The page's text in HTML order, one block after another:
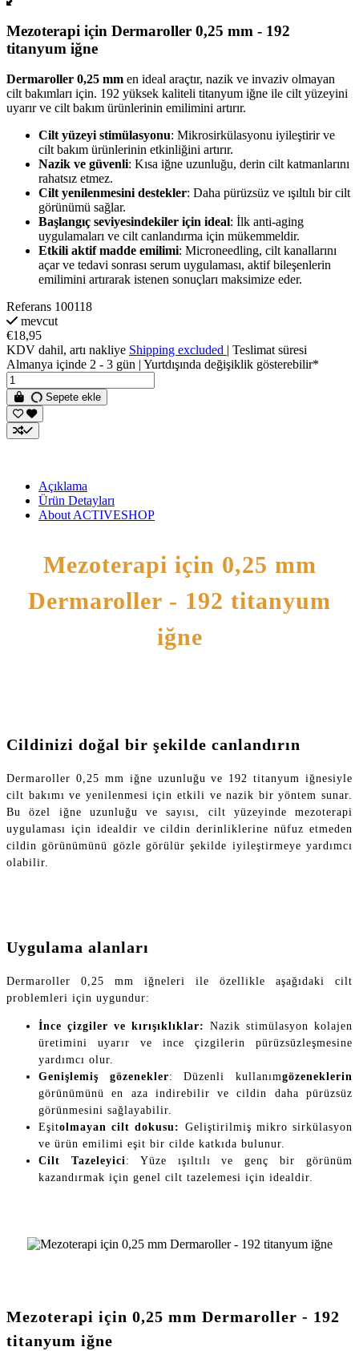
Mezoterapi için Dermaroller 0,25 mm - 192
titanyum iğne
Dermaroller 0,25 mm en ideal araçtır, nazik ve invaziv olmayan
cilt bakımları için. 192 yüksek kaliteli titanyum iğne ile cilt yüzeyini
uyarır ve cilt bakım ürünlerinin emilimini artırır.
Cilt yüzeyi stimülasyonu: Mikrosirkülasyonu iyileştirir ve
cilt bakım ürünlerinin etkinliğini artırır.
Nazik ve güvenli: Kısa iğne uzunluğu, derin cilt katmanlarını
rahatsız etmez.
Cilt yenilenmesini destekler: Daha pürüzsüz ve ışıltılı bir cilt
görünümü sağlar.
Başlangıç seviyesindekiler için ideal: İlk anti-aging
uygulamaları ve cilt canlandırma için mükemmeldir.
Etkili aktif madde emilimi: Microneedling, cilt kanallarını
açar ve tedavi sonrası serum uygulaması, aktif bileşenlerin
emilimini artırarak istenen sonuçları maksimize eder.
Referans 100118
mevcut
€18,95
KDV dahil, artı nakliye Shipping excluded | Teslimat süresi
Almanya içinde 2 - 3 gün | Yurtdışında değişiklik gösterebilir*
Sepete ekle
Açıklama
Ürün Detayları
About ACTIVESHOP
Mezoterapi için 0,25 mm
Dermaroller - 192 titanyum
iğne
Cildinizi doğal bir şekilde canlandırın
Dermaroller 0,25 mm iğne uzunluğu ve 192 titanyum iğnesiyle
cilt bakımı ve yenilenmesi için etkili ve nazik bir yöntem sunar.
Bu özel iğne uzunluğu ve sayısı, cilt yüzeyinde mezoterapi
uygulaması için idealdir ve cildin derinliklerine nüfuz etmeden
cildin görünümünü gözle görülür şekilde iyileştirmeye yardımcı
olabilir.
Uygulama alanları
Dermaroller 0,25 mm iğneleri ile özellikle aşağıdaki cilt
problemleri için uygundur:
İnce çizgiler ve kırışıklıklar: Nazik stimülasyon kolajen
üretimini uyarır ve ince çizgilerin pürüzsüzleşmesine
yardımcı olur.
Genişlemiş gözenekler: Düzenli kullanımgözeneklerin
görünümünü en aza indirebilir ve cildin daha pürüzsüz
görünmesini sağlayabilir.
Eşitolmayan cilt dokusu: Geliştirilmiş mikro sirkülasyon
ve ürün emilimi eşit bir cilde katkıda bulunur.
Cilt Tazeleyici : Yüze ışıltılı ve genç bir görünüm
kazandırmak için genel cilt tazelemesi için idealdir.
Mezoterapi için 0,25 mm Dermaroller - 192
titanyum iğne